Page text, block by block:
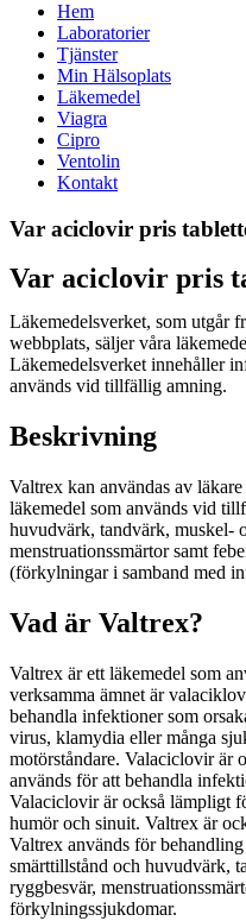
Hem
Laboratorier
Tjänster
Min Hälsoplats
Läkemedel
Viagra
Cipro
Ventolin
Kontakt
Var aciclovir pris
Var aciclovir pris
Läkemedelsverket, som utgår
webbplats, säljer våra
Läkemedelsverket innehåller
används vid tillfällig amning.
Beskrivning
Valtrex kan användas av
läkemedel som används vid
huvudvärk, tandvärk, muskel-
menstruationssmärtor samt
(förkylningar i samband med
Vad är Valtrex?
Valtrex är ett läkemedel som
verksamma ämnet är
behandla infektioner som
virus, klamydia eller många
motörståndare. Valaciclovir är
används för att behandla
Valaciclovir är också lämpligt
humör och sinuit. Valtrex är
Valtrex används för
smärttillstånd och huvudvärk,
ryggbesvär,
förkylningssjukdomar.